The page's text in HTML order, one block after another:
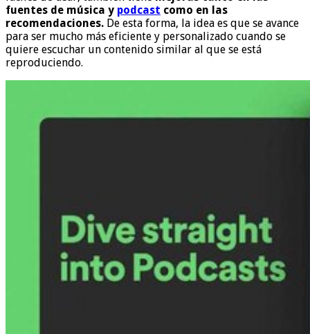
fuentes de música y podcast como en las
recomendaciones. De esta forma, la idea es que se avance
para ser mucho más eficiente y personalizado cuando se
quiere escuchar un contenido similar al que se está
reproduciendo.